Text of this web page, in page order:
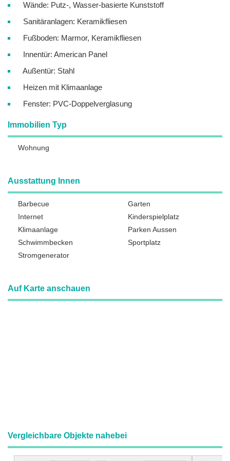
Wände: Putz-, Wasser-basierte Kunststoff
Sanitäranlagen: Keramikfliesen
Fußboden: Marmor, Keramikfliesen
Innentür: American Panel
Außentür: Stahl
Heizen mit Klimaanlage
Fenster: PVC-Doppelverglasung
Immobilien Typ
Wohnung
Ausstattung Innen
Barbecue
Garten
Internet
Kinderspielplatz
Klimaanlage
Parken Aussen
Schwimmbecken
Sportplatz
Stromgenerator
Auf Karte anschauen
Vergleichbare Objekte nahebei